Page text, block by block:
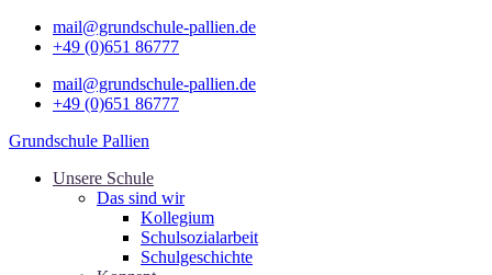
mail@grundschule-pallien.de
+49 (0)651 86777
mail@grundschule-pallien.de
+49 (0)651 86777
Grundschule Pallien
Unsere Schule
Das sind wir
Kollegium
Schulsozialarbeit
Schulgeschichte